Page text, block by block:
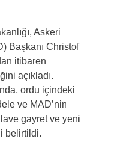
Askeri
Başkanı Christof
itibaren
açıkladı.
ordu içindeki
ve MAD’nin
gayret ve yeni
belirtildi.